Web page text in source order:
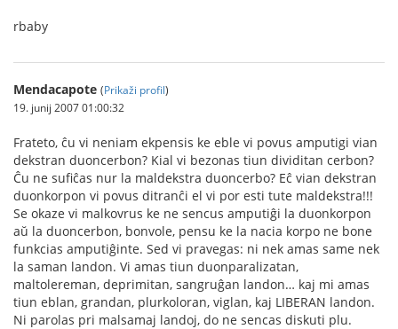
rbaby
Mendacapote (Prikaži profil)
19. junij 2007 01:00:32
Frateto, ĉu vi neniam ekpensis ke eble vi povus amputigi vian
dekstran duoncerbon? Kial vi bezonas tiun dividitan cerbon?
Ĉu ne sufiĉas nur la maldekstra duoncerbo? Eĉ vian dekstran
duonkorpon vi povus ditranĉi el vi por esti tute maldekstra!!!
Se okaze vi malkovrus ke ne sencus amputiĝi la duonkorpon
aŭ la duoncerbon, bonvole, pensu ke la nacia korpo ne bone
funkcias amputiĝinte. Sed vi pravegas: ni nek amas same nek
la saman landon. Vi amas tiun duonparalizatan,
maltolereman, deprimitan, sangruĝan landon… kaj mi amas
tiun eblan, grandan, plurkoloran, viglan, kaj LIBERAN landon.
Ni parolas pri malsamaj landoj, do ne sencas diskuti plu.